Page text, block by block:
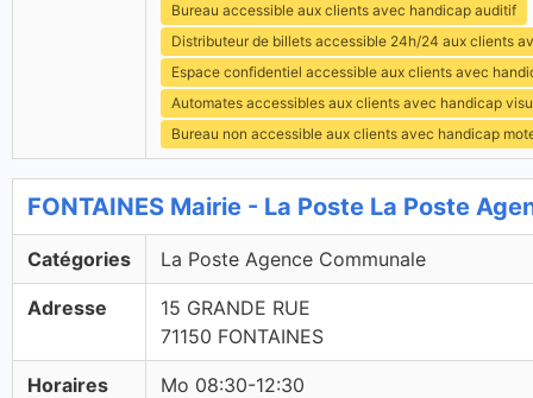
Bureau accessible aux clients avec handicap auditif
Distributeur de billets accessible 24h/24 aux clients
Espace confidentiel accessible aux clients avec
Automates accessibles aux clients avec handicap
Bureau non accessible aux clients avec handicap
FONTAINES Mairie - La Poste La Poste
Catégories La Poste Agence Communale
Adresse
15 GRANDE RUE
71150 FONTAINES
Horaires
Mo 08:30-12:30